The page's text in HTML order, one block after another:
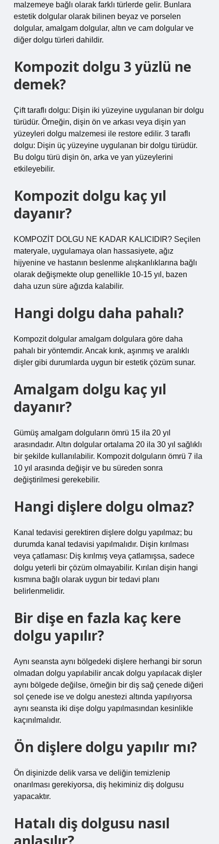
malzemeye bağlı olarak farklı türlerde gelir. Bunlara
estetik dolgular olarak bilinen beyaz ve porselen
dolgular, amalgam dolgular, altın ve cam dolgular ve
diğer dolgu türleri dahildir.
Kompozit dolgu 3 yüzlü ne
demek?
Çift taraflı dolgu: Dişin iki yüzeyine uygulanan bir dolgu
türüdür. Örneğin, dişin ön ve arkası veya dişin yan
yüzeyleri dolgu malzemesi ile restore edilir. 3 taraflı
dolgu: Dişin üç yüzeyine uygulanan bir dolgu türüdür.
Bu dolgu türü dişin ön, arka ve yan yüzeylerini
etkileyebilir.
Kompozit dolgu kaç yıl
dayanır?
KOMPOZİT DOLGU NE KADAR KALICIDIR? Seçilen
materyale, uygulamaya olan hassasiyete, ağız
hijyenine ve hastanın beslenme alışkanlıklarına bağlı
olarak değişmekte olup genellikle 10-15 yıl, bazen
daha uzun süre ağızda kalabilir.
Hangi dolgu daha pahalı?
Kompozit dolgular amalgam dolgulara göre daha
pahalı bir yöntemdir. Ancak kırık, aşınmış ve aralıklı
dişler gibi durumlarda uygun bir estetik çözüm sunar.
Amalgam dolgu kaç yıl
dayanır?
Gümüş amalgam dolguların ömrü 15 ila 20 yıl
arasındadır. Altın dolgular ortalama 20 ila 30 yıl sağlıklı
bir şekilde kullanılabilir. Kompozit dolguların ömrü 7 ila
10 yıl arasında değişir ve bu süreden sonra
değiştirilmesi gerekebilir.
Hangi dişlere dolgu olmaz?
Kanal tedavisi gerektiren dişlere dolgu yapılmaz; bu
durumda kanal tedavisi yapılmalıdır. Dişin kırılması
veya çatlaması: Diş kırılmış veya çatlamışsa, sadece
dolgu yeterli bir çözüm olmayabilir. Kırılan dişin hangi
kısmına bağlı olarak uygun bir tedavi planı
belirlenmelidir.
Bir dişe en fazla kaç kere
dolgu yapılır?
Aynı seansta aynı bölgedeki dişlere herhangi bir sorun
olmadan dolgu yapılabilir ancak dolgu yapılacak dişler
aynı bölgede değilse, örneğin bir diş sağ çenede diğeri
sol çenede ise ve dolgu anestezi altında yapılıyorsa
aynı seansta iki dişe dolgu yapılmasından kesinlikle
kaçınılmalıdır.
Ön dişlere dolgu yapılır mı?
Ön dişinizde delik varsa ve deliğin temizlenip
onarılması gerekiyorsa, diş hekiminiz diş dolgusu
yapacaktır.
Hatalı diş dolgusu nasıl